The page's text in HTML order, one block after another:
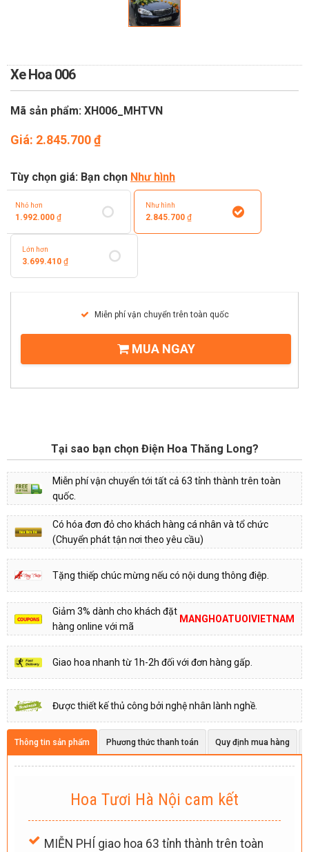
Xe Hoa 006
Mã sản phẩm: XH006_MHTVN
Giá: 2.845.700₫
Tùy chọn giá: Bạn chọn Như hình
Nhỏ hơn
1.992.000 ₫
Như hình
2.845.700₫
Lớn hơn
3.699.410 ₫
Miễn phí vận chuyển trên toàn quốc
MUA NGAY
Tại sao bạn chọn Điện Hoa Thăng Long?
Miễn phí vận chuyển tới tất cả 63 tỉnh thành trên toàn
quốc.
Có hóa đơn đỏ cho khách hàng cá nhân và tổ chức
(Chuyển phát tận nơi theo yêu cầu)
Tặng thiếp chúc mừng nếu có nội dung thông điệp.
Giảm 3% dành cho khách đặt
hàng online với mã
MANGHOATUOIVIETNAM
Giao hoa nhanh từ 1h-2h đối với đơn hàng gấp.
Được thiết kế thủ công bởi nghệ nhân lành nghề.
Thông tin sản phẩm Phương thức thanh toán Quy định mua hàng
Hoa Tươi Hà Nội cam kết
MIỄN PHÍ giao hoa 63 tỉnh thành trên toàn